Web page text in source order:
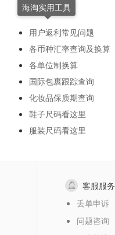
海淘实用工具
用户返利常见问题
各币种汇率查询及换算
各单位制换算
国际包裹跟踪查询
化妆品保质期查询
鞋子尺码看这里
服装尺码看这里
客服服务
丢单申诉
问题咨询